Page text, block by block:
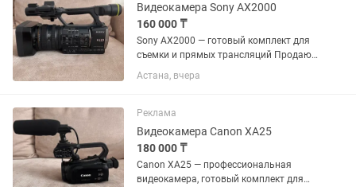
Видеокамера Sony AX2000
160 000 ₸
Sony AX2000 — готовый комплект для
съемки и прямых трансляций Продаю
профессиональную видеокамеру Sony
AX2000. Состояние идеальное. Камера
полностью исправна, никаких...
Астана, вчера
Реклама
Видеокамера Canon XA25
180 000 ₸
Canon XA25 — профессиональная
видеокамера, готовый комплект для